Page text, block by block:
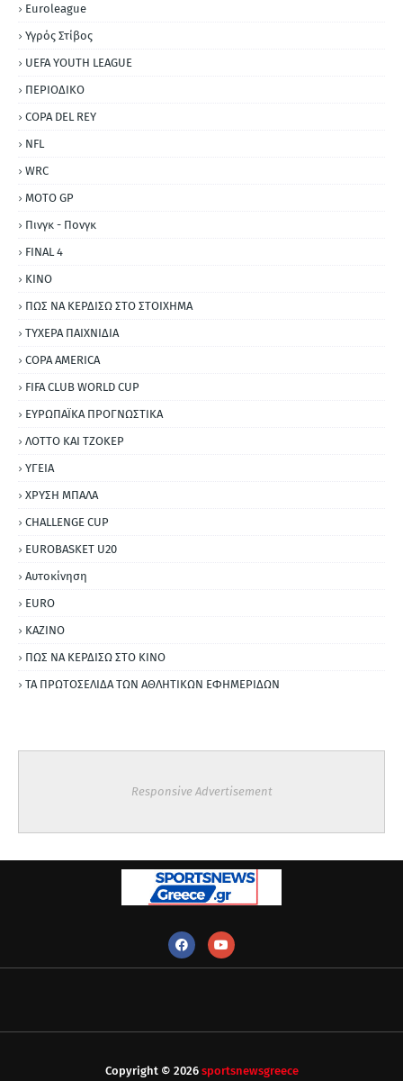
Εuroleague
Υγρός Στίβος
UEFA YOUTH LEAGUE
ΠΕΡΙΟΔΙΚΟ
COPA DEL REY
NFL
WRC
MOTO GP
Πινγκ - Πονγκ
FINAL 4
ΚΙΝΟ
ΠΩΣ ΝΑ ΚΕΡΔΙΣΩ ΣΤΟ ΣΤΟΙΧΗΜΑ
ΤΥΧΕΡΑ ΠΑΙΧΝΙΔΙΑ
COPA AMERICA
FIFA CLUB WORLD CUP
ΕΥΡΩΠΑΪΚΑ ΠΡΟΓΝΩΣΤΙΚΑ
ΛΟΤΤΟ ΚΑΙ ΤΖΟΚΕΡ
ΥΓΕΙΑ
ΧΡΥΣΗ ΜΠΑΛΑ
CHALLENGE CUP
EUROBASKET U20
Αυτοκίνηση
ΕURO
ΚΑΖΙΝΟ
ΠΩΣ ΝΑ ΚΕΡΔΙΣΩ ΣΤΟ ΚΙΝΟ
ΤΑ ΠΡΩΤΟΣΕΛΙΔΑ ΤΩΝ ΑΘΛΗΤΙΚΩΝ ΕΦΗΜΕΡΙΔΩΝ
Responsive Advertisement
Copyright © 2026 sportsnewsgreece